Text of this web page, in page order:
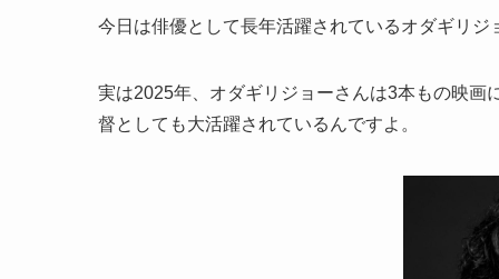
今日は俳優として長年活躍されているオダギリ
実は2025年、オダギリジョーさんは3本もの映画
督としても大活躍されているんですよ。